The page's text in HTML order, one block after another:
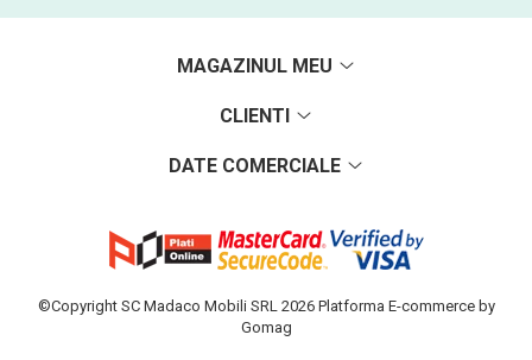
MAGAZINUL MEU
CLIENTI
DATE COMERCIALE
©Copyright SC Madaco Mobili SRL 2026 Platforma E-commerce by
Gomag